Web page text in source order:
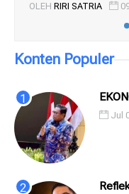
OLEH RIRI SATRIA
Konten Populer
Jul